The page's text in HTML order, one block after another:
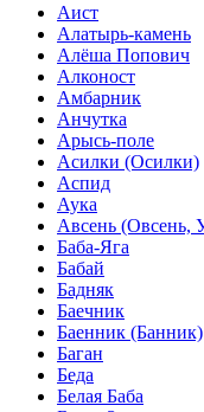
Аист
Алатырь-камень
Алёша Попович
Алконост
Амбарник
Анчутка
Арысь-поле
Асилки (Осилки)
Аспид
Аука
Авсень (Овсень,
Баба-Яга
Бабай
Бадняк
Баечник
Баенник (Банник)
Баган
Беда
Белая Баба